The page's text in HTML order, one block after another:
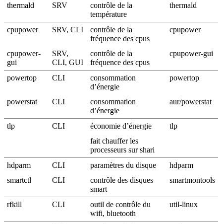
thermald
SRV
contrôle de la
température
thermald
cpupower SRV, CLI
contrôle de la
fréquence des cpus
cpupower
cpupower-
gui
SRV,
CLI, GUI
contrôle de la
fréquence des cpus
cpupower-gui
powertop CLI
consommation
d’énergie
powertop
powerstat CLI
consommation
d’énergie
aur/powerstat
tlp CLI économie d’énergie
tlp
fait chauffer les
processeurs sur shari
hdparm
CLI paramètres du disque
hdparm
smartctl
CLI
contrôle des disques
smart
smartmontools
rfkill CLI
outil de contrôle du
wifi, bluetooth
util-linux